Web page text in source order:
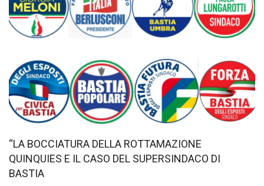
“LA BOCCIATURA DELLA ROTTAMAZIONE
QUINQUIES E IL CASO DEL SUPERSINDACO DI
BASTIA